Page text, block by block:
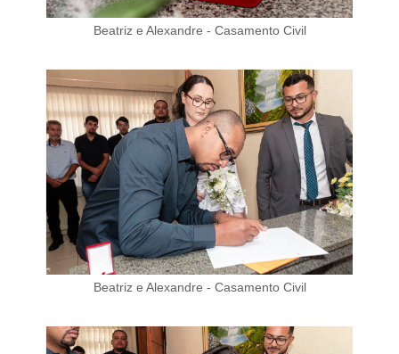
Beatriz e Alexandre - Casamento Civil
Beatriz e Alexandre - Casamento Civil